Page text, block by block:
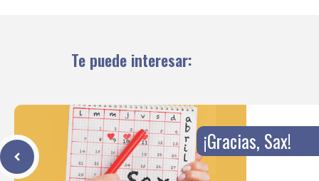
Te puede interesar:
¡Gracias, Sax!